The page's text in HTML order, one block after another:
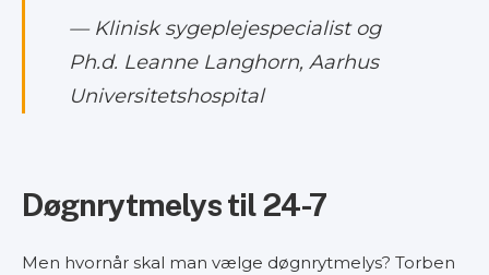
— Klinisk sygeplejespecialist og
Ph.d. Leanne Langhorn, Aarhus
Universitetshospital
Døgnrytmelys til 24-7
Men hvornår skal man vælge døgnrytmelys? Torben